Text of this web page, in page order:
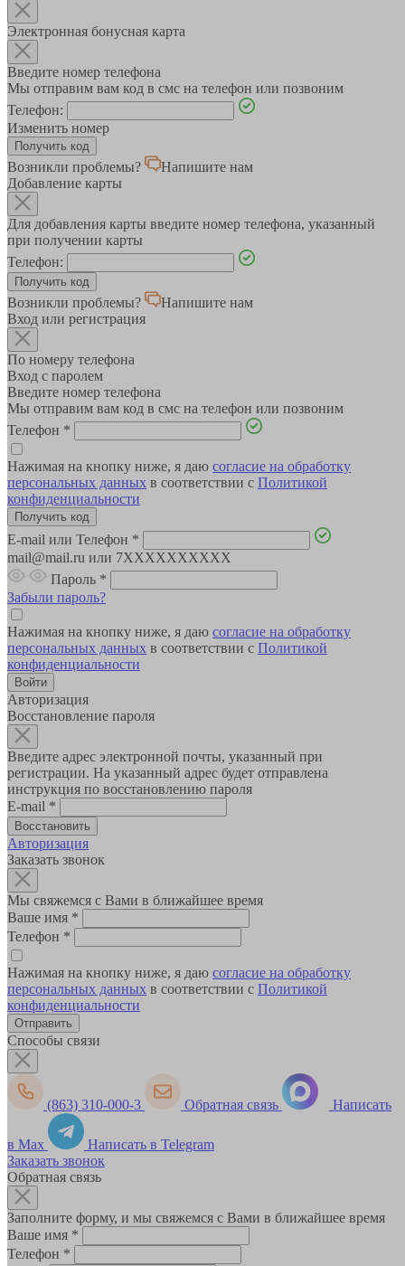
Электронная бонусная карта
Введите номер телефона
Мы отправим вам код в смс на телефон или позвоним
Телефон:
Изменить номер
Возникли проблемы?
Напишите нам
Добавление карты
Для добавления карты введите номер телефона, указанный
при получении карты
Телефон:
Возникли проблемы?
Напишите нам
Вход или регистрация
По номеру телефона
Вход с паролем
Введите номер телефона
Мы отправим вам код в смс на телефон или позвоним
Телефон *
Нажимая на кнопку ниже, я даю согласие на обработку
персональных данных в соответствии с Политикой
конфиденциальности
E-mail или Телефон *
mail@mail.ru или 7XXXXXXXXXX
Пароль *
Забыли пароль?
Нажимая на кнопку ниже, я даю согласие на обработку
персональных данных в соответствии с Политикой
конфиденциальности
Авторизация
Восстановление пароля
Введите адрес электронной почты, указанный при
регистрации. На указанный адрес будет отправлена
инструкция по восстановлению пароля
E-mail *
Авторизация
Заказать звонок
Мы свяжемся с Вами в ближайшее время
Ваше имя *
Телефон *
Нажимая на кнопку ниже, я даю согласие на обработку
персональных данных в соответствии с Политикой
конфиденциальности
Способы связи
(863) 310-000-3 Обратная связь Написать
в Max
Написать в Telegram
Заказать звонок
Обратная связь
Заполните форму, и мы свяжемся с Вами в ближайшее время
Ваше имя *
Телефон *